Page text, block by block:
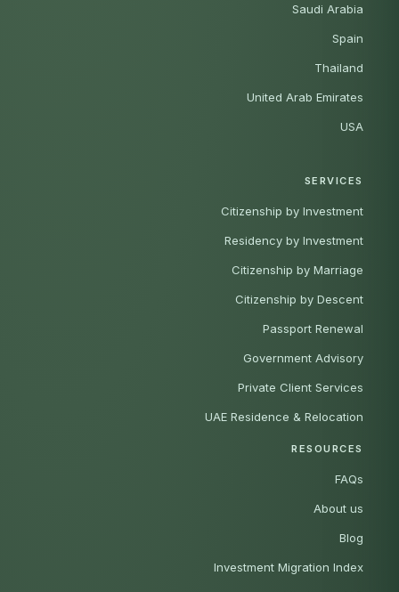
Saudi Arabia
Spain
Thailand
United Arab Emirates
USA
SERVICES
Citizenship by Investment
Residency by Investment
Citizenship by Marriage
Citizenship by Descent
Passport Renewal
Government Advisory
Private Client Services
UAE Residence & Relocation
RESOURCES
FAQs
About us
Blog
Investment Migration Index